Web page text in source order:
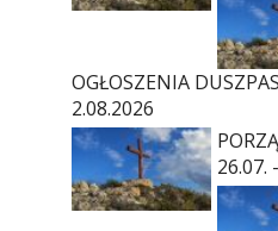
OGŁOSZENIA
2.08.2026
26.07.